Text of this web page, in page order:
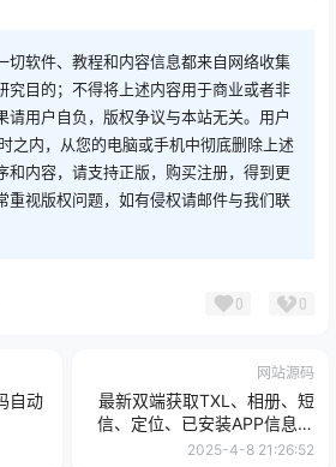
切软件、教程和内容信息都来自网络收集
究目的；不得将上述内容用于商业或者非
请用户自负，版权争议与本站无关。用户
之内，从您的电脑或手机中彻底删除上述
和内容，请支持正版，购买注册，得到更
重视版权问题，如有侵权请邮件与我们联
0 0
自动
网站源码
最新双端获取TXL、相册、短
信、定位、已安装APP信息系
统源码 全开源
2025-4-8 21:26:52